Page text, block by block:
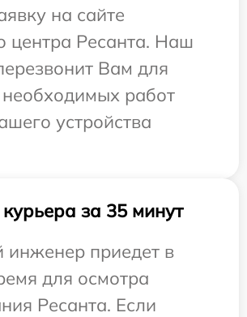
на сайте
центра Ресанта. Наш
Вам для
работ
устройства
за 35 минут
инженер приедет в
для осмотра
Ресанта. Если